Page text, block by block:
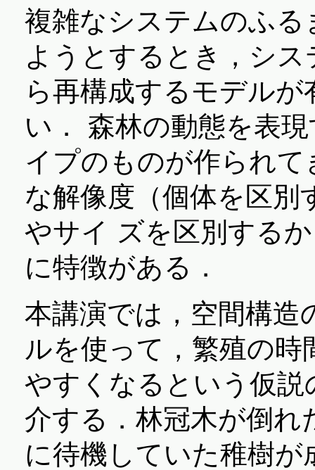
複雑なシステムのふ
ようとするとき，シ
ら再構成するモデル
い． 森林の動態を表
イプのものが作られ
な解像度（個体を区別
やサイ ズを区別する
に特徴がある．
本講演では，空間構造
ルを使って，繁殖の
やすくなるという仮
介する．林冠木が倒
に待機していた稚樹